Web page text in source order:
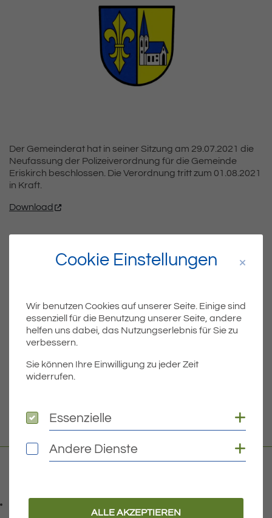
Der Gemeinderat hat in seiner Sitzung am 29.07.2021 die
Neufassung der Polizeiverordnung für die Gemeinde
Eriskirch beschlossen. Die Verordnung tritt zum 01.08.2021
in Kraft.
Download
Teile Beitrag:
ÄLTERE
Titel für Beitrag
Öffentliche Bekanntmachung der Wirksamkeit der 2. Fortschreibung des Flächennutzungsplanes mit integriertem Landschaftsplan
Bundestagswahl am 26.09.2021
Telefonnummer: 0 7 5 4 1 9 7 0 8 0
Cookie Einstellungen
Wir benutzen Cookies auf unserer Seite. Einige sind
essenziell für die Benutzung unserer Seite, andere
helfen uns dabei, das Nutzungserlebnis für Sie zu
verbessern.
Sie können Ihre Einwilligung zu jeder Zeit
widerrufen.
Essenzielle
Essenzielle
Andere Dienste
Andere Dienste
ALLE AKZEPTIEREN